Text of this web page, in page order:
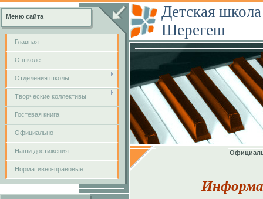
Меню сайта
Главная
О школе
Отделения школы
Творческие коллективы
Гостевая книга
Официально
Наши достижения
Нормативно-правовые ...
Детская
Шерегеш